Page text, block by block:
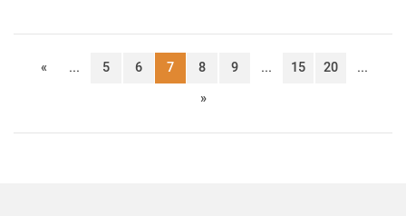
« ... 5 6 7 8 9 ... 15 20
...
»